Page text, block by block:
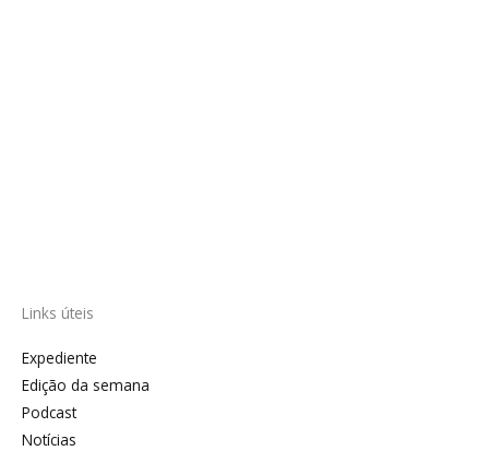
Links úteis
Expediente
Edição da semana
Podcast
Notícias